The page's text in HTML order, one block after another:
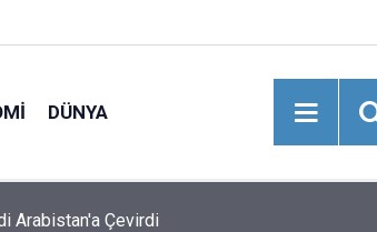
DÜNYA
Arabistan'a Çevirdi